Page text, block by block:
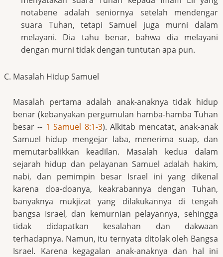
notabene adalah seniornya setelah mendengar
suara Tuhan, tetapi Samuel juga murni dalam
melayani. Dia tahu benar, bahwa dia melayani
dengan murni tidak dengan tuntutan apa pun.
Masalah Hidup Samuel
Masalah pertama adalah anak-anaknya tidak hidup
benar (kebanyakan pergumulan hamba-hamba Tuhan
besar -- 1 Samuel 8:1-3). Alkitab mencatat, anak-anak
Samuel hidup mengejar laba, menerima suap, dan
memutarbalikkan keadilan. Masalah kedua dalam
sejarah hidup dan pelayanan Samuel adalah hakim,
nabi, dan pemimpin besar Israel ini yang dikenal
karena doa-doanya, keakrabannya dengan Tuhan,
banyaknya mukjizat yang dilakukannya di tengah
bangsa Israel, dan kemurnian pelayannya, sehingga
tidak didapatkan kesalahan dan dakwaan
terhadapnya. Namun, itu ternyata ditolak oleh Bangsa
Israel. Karena kegagalan anak-anaknya dan hal ini